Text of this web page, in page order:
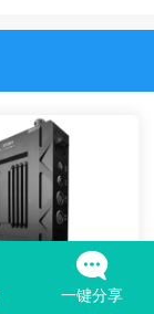
一键分享